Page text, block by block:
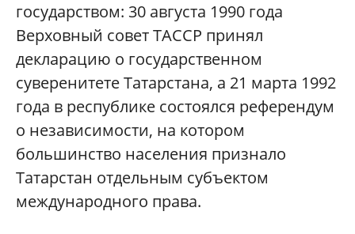
государством: 30 августа 1990 года
Верховный совет ТАССР принял
декларацию о государственном
суверенитете Татарстана, а 21 марта 1992
года в республике состоялся референдум
о независимости, на котором
большинство населения признало
Татарстан отдельным субъектом
международного права.